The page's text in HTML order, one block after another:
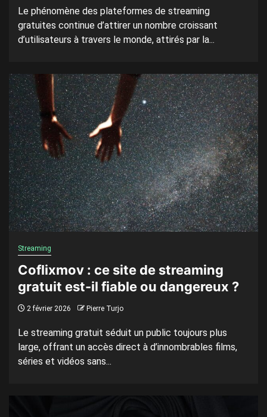
Le phénomène des plateformes de streaming
gratuites continue d’attirer un nombre croissant
d’utilisateurs à travers le monde, attirés par la...
Streaming
Coflixmov : ce site de streaming
gratuit est-il fiable ou dangereux ?
2 février 2026 Pierre Turjo
Le streaming gratuit séduit un public toujours plus
large, offrant un accès direct à d’innombrables films,
séries et vidéos sans...